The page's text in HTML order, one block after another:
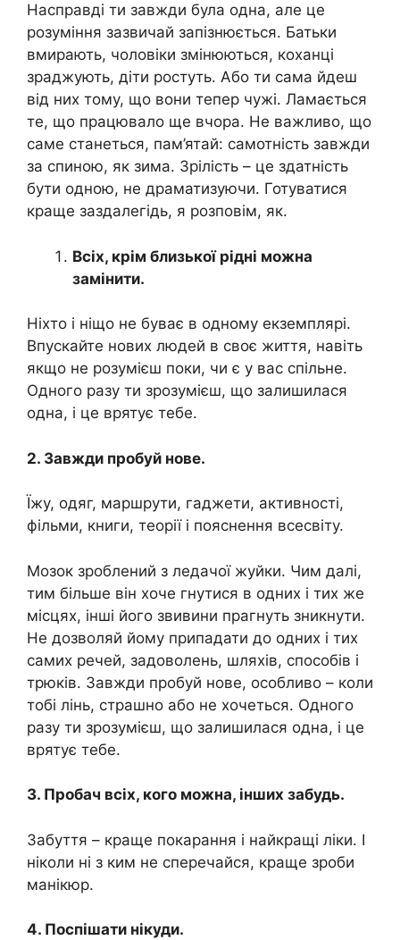
Насправді ти завжди була одна, але це
розуміння зазвичай запізнюється. Батьки
вмирають, чоловіки змінюються, коханці
зраджують, діти ростуть. Або ти сама йдеш
від них тому, що вони тепер чужі. Ламається
те, що працювало ще вчора. Не важливо, що
саме станеться, пам’ятай: самотність завжди
за спиною, як зима. Зрілість – це здатність
бути одною, не драматизуючи. Готуватися
краще заздалегідь, я розповім, як.
Всіх, крім близької рідні можна
замінити.
Ніхто і ніщо не буває в одному екземплярі.
Впускайте нових людей в своє життя, навіть
якщо не розумієш поки, чи є у вас спільне.
Одного разу ти зрозумієш, що залишилася
одна, і це врятує тебе.
2. Завжди пробуй нове.
Їжу, одяг, маршрути, гаджети, активності,
фільми, книги, теорії і пояснення всесвіту.
Мозок зроблений з ледачої жуйки. Чим далі,
тим більше він хоче гнутися в одних і тих же
місцях, інші його звивини прагнуть зникнути.
Не дозволяй йому припадати до одних і тих
самих речей, задоволень, шляхів, способів і
трюків. Завжди пробуй нове, особливо – коли
тобі лінь, страшно або не хочеться. Одного
разу ти зрозумієш, що залишилася одна, і це
врятує тебе.
3. Пробач всіх, кого можна, інших забудь.
Забуття – краще покарання і найкращі ліки. І
ніколи ні з ким не сперечайся, краще зроби
манікюр.
4. Поспішати нікуди.